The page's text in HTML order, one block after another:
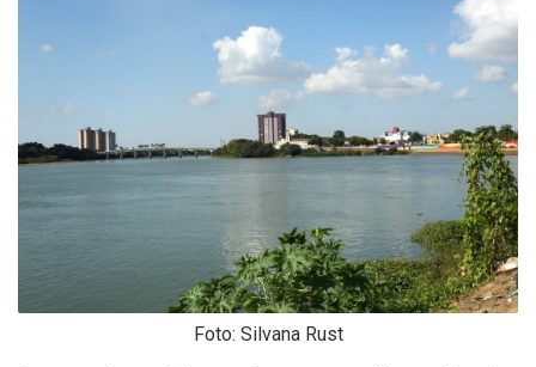
Tecnologia
Foto: Silvana Rust